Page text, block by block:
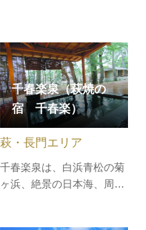
もに世界遺産に登録されて
いる「吉田松陰幽囚ノ旧
宅」（杉家旧宅）。【
2015年7月世界遺産登録
『明治日本の産業革命遺
産』 】松陰は、実家杉家の
４畳半の一室で前…
千春楽泉（萩焼の
宿 千春楽）
千春楽泉は、白浜青松の菊
ヶ浜、絶景の日本海、周囲
萩・長門エリア